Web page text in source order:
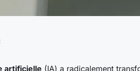
artificielle (IA) a radicalement